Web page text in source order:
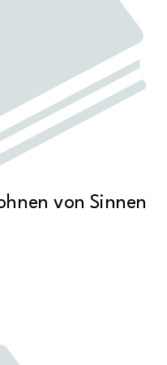
von Sinnen